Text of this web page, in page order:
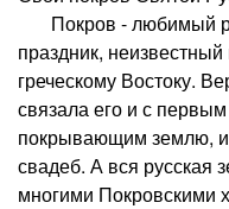
Покров - любимый
праздник,
греческому Востоку.
связала его и с
покрывающим землю, и
свадеб. А вся русская
многими Покровскими